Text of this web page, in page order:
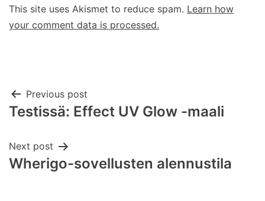
This site uses Akismet to reduce spam. Learn how
your comment data is processed.
Post
Previous post
Testissä: Effect UV Glow -maali
Next post
Wherigo-sovellusten alennustila